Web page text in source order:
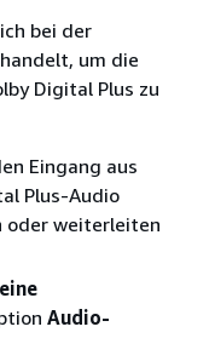
bei der
um die
Digital Plus zu
Eingang aus
Plus-Audio
oder weiterleiten
Audio-